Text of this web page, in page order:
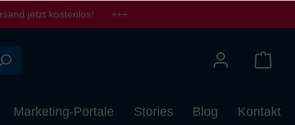
jetzt kostenlos! +++
Marketing-Portale Stories Blog Kontakt